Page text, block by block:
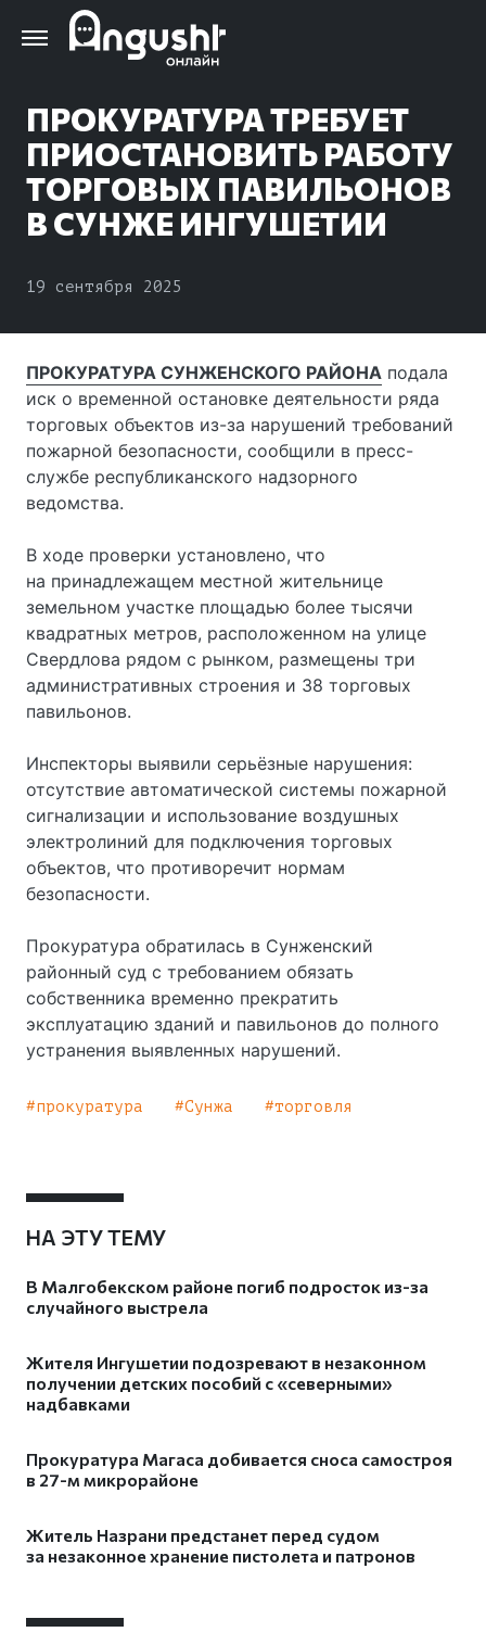
Перейти
ПРОКУРАТУРА ТРЕБУЕТ
ПРИОСТАНОВИТЬ РАБОТУ
ТОРГОВЫХ ПАВИЛЬОНОВ
В СУНЖЕ ИНГУШЕТИИ
19 сентября 2025
ПРОКУРАТУРА СУНЖЕНСКОГО РАЙОНА подала
иск о временной остановке деятельности ряда
торговых объектов из-за нарушений требований
пожарной безопасности, сообщили в пресс-
службе республиканского надзорного
ведомства.
В ходе проверки установлено, что
на принадлежащем местной жительнице
земельном участке площадью более тысячи
квадратных метров, расположенном на улице
Свердлова рядом с рынком, размещены три
административных строения и 38 торговых
павильонов.
Инспекторы выявили серьёзные нарушения:
отсутствие автоматической системы пожарной
сигнализации и использование воздушных
электролиний для подключения торговых
объектов, что противоречит нормам
безопасности.
Прокуратура обратилась в Сунженский
районный суд с требованием обязать
собственника временно прекратить
эксплуатацию зданий и павильонов до полного
устранения выявленных нарушений.
прокуратура Сунжа торговля
НА ЭТУ ТЕМУ
В Малгобекском районе погиб подросток из-за
случайного выстрела
Жителя Ингушетии подозревают в незаконном
получении детских пособий с «северными»
надбавками
Прокуратура Магаса добивается сноса самостроя
в 27-м микрорайоне
Житель Назрани предстанет перед судом
за незаконное хранение пистолета и патронов